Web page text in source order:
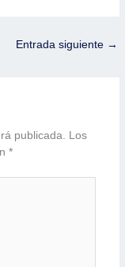
Entrada siguiente →
publicada. Los
*